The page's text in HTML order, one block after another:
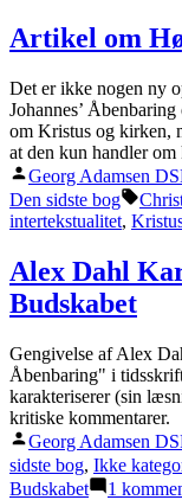
Artikel om
Det er ikke nogen ny
Johannes’
om Kristus og kirken,
at den kun handler
Posted
by
Georg Adamsen
Den sidste bog Tags:
intertekstualitet,
Alex Dahl
Budskabet
Gengivelse af Alex
Åbenbaring" i
karakteriserer (sin
kritiske kommentarer.
Posted
by
Georg Adamsen
sidste bog, Ikke
Budskabet
1